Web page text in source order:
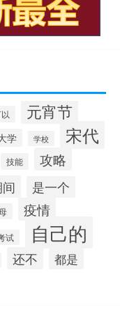
元宵节
学 学校 宋代
技能 攻略
是一个
疫情
试 自己的
还不 都是